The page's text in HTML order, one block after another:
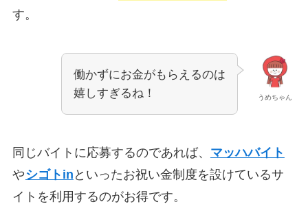
す。
うめちゃん
働かずにお金がもらえるのは
嬉しすぎるね！
同じバイトに応募するのであれば、 マッハバイト
や シゴトin といったお祝い金制度を設けているサ
イトを利用するのがお得です。